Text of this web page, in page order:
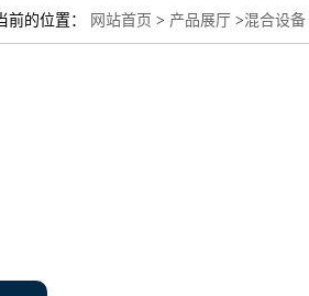
前的位置： 网站首页 > 产品展厅 >混合设备